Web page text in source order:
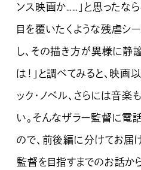
ンス映画か……」と思ったな
目を覆いたくような残虐シ
し、その描き方が異様に静
は！」と調べてみると、映画
ック・ノベル、さらには音楽
い。そんなザラー監督に電
ので、前後編に分けてお届
監督を目指すまでのお話から